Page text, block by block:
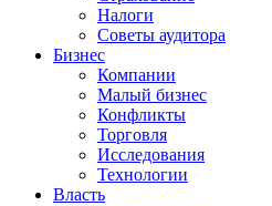
Налоги
Советы аудитора
Бизнес
Компании
Малый бизнес
Конфликты
Торговля
Исследования
Технологии
Власть